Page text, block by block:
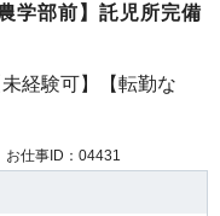
学部前】託児所完備
経験可】【転勤な
お仕事ID：04431